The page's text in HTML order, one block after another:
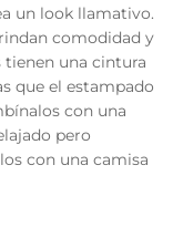
un look llamativo.
comodidad y
una cintura
que el estampado
con una
pero
con una camisa